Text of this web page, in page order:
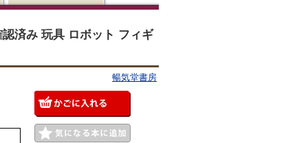
済み 玩具 ロボット フィギ
暢気堂書房